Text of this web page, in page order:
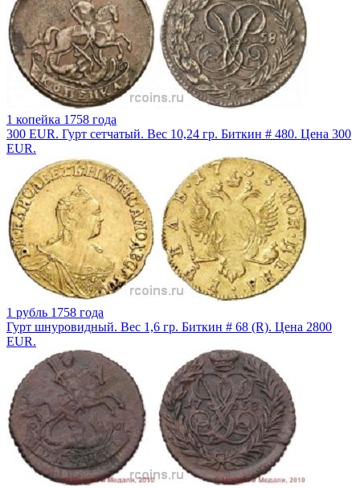
1 копейка 1758 года
300 EUR. Гурт сетчатый. Вес 10,24 гр. Биткин # 480. Цена 300
EUR.
1 рубль 1758 года
Гурт шнуровидный. Вес 1,6 гр. Биткин # 68 (R). Цена 2800
EUR.